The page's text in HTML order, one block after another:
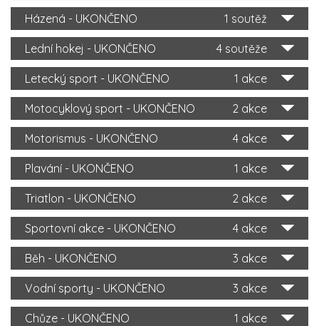
1 soutěž
Házená - UKONČENO
4 soutěže
Lední hokej - UKONČENO
1 akce
Letecký sport - UKONČENO
2 akce
Motocyklový sport - UKONČENO
4 akce
Motorismus - UKONČENO
1 akce
Plavání - UKONČENO
2 akce
Triatlon - UKONČENO
4 akce
Sportovní akce - UKONČENO
3 akce
Běh - UKONČENO
3 akce
Vodní sporty - UKONČENO
1 akce
Chůze - UKONČENO